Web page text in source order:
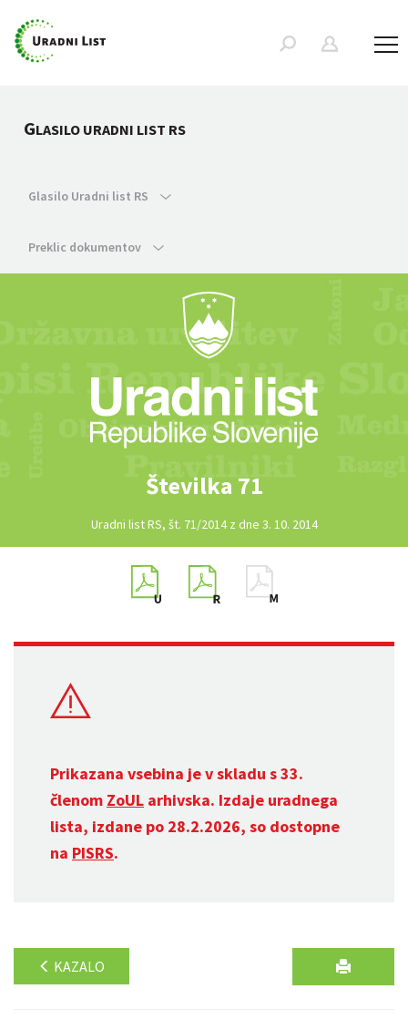
GLASILO URADNI LIST RS
Glasilo Uradni list RS
Preklic dokumentov
Številka 71
Uradni list RS, št. 71/2014 z dne 3. 10. 2014
Prikazana vsebina je v skladu s 33.
členom ZoUL arhivska. Izdaje uradnega
lista, izdane po 28.2.2026, so dostopne
na PISRS.
KAZALO